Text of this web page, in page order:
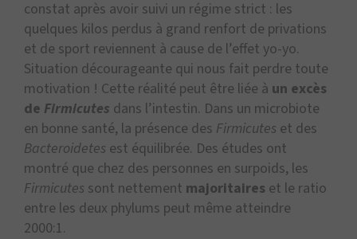
constat après avoir suivi un régime strict : les
quelques kilos perdus à grand renfort de privations
et de sport reviennent à cause de l’effet yo-yo.
Situation décourageante qui nous fait perdre toute
motivation ! Cette réalité peut être liée à un excès
de Firmicutes dans l’intestin. Dans un microbiote
en bonne santé, la présence des Firmicutes et des
Bacteroidetes est équilibrée. Des études ont
montré que chez des personnes en surpoids, les
Firmicutes sont nettement majoritaires et le ratio
entre les deux phylums peut même atteindre
2000:1.